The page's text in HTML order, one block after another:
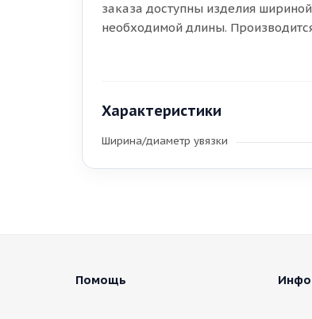
заказа доступны изделия
необходимой длины.
Характеристики
Ширина/диаметр увязки
Помощь